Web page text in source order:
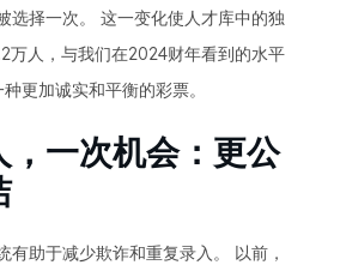
选择一次。 这一变化使人才库中的独
万人，与我们在2024财年看到的水平
更加诚实和平衡的彩票。
，一次机会：更公
有助于减少欺诈和重复录入。 以前，